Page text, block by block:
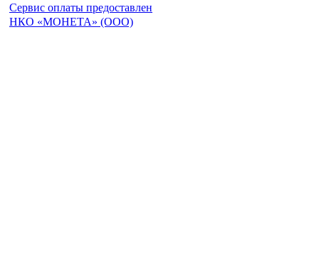
Сервис оплаты предоставлен
НКО «МОНЕТА» (ООО)